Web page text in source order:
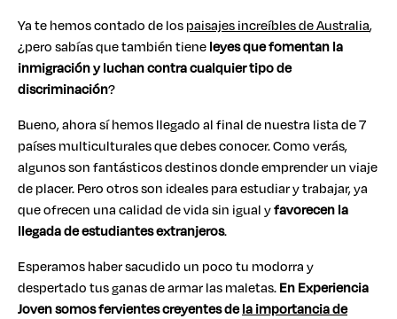
Ya te hemos contado de lospaisajes increíbles de Australia,
¿pero sabías que también tieneleyes que fomentan la
inmigración y luchan contra cualquier tipo de
discriminación?
Bueno, ahora sí hemos llegado al final de nuestra lista de 7
países multiculturales que debes conocer. Como verás,
algunos son fantásticos destinos donde emprender un viaje
de placer. Pero otros son ideales para estudiar y trabajar, ya
que ofrecen una calidad de vida sin igual yfavorecen la
llegada de estudiantes extranjeros.
Esperamos haber sacudido un poco tu modorra y
despertado tus ganas de armar las maletas.En Experiencia
Joven somos fervientes creyentes dela importancia de